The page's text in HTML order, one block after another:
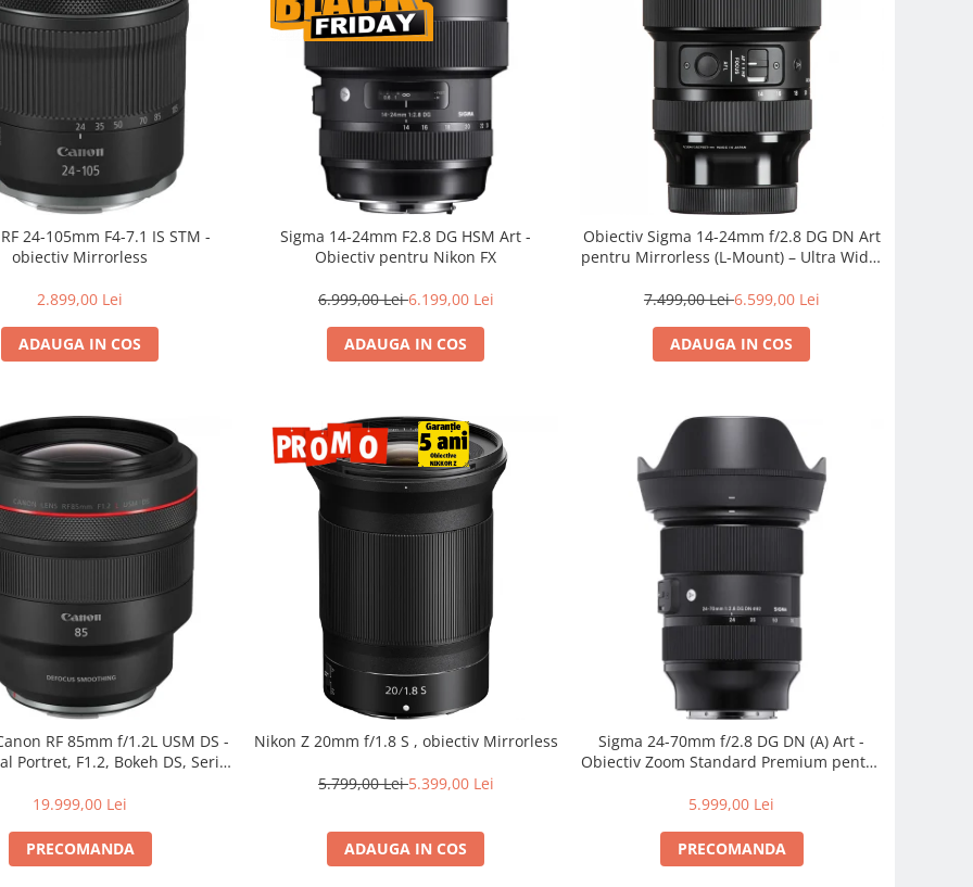
24-105mm F4-7.1 IS STM -
obiectiv Mirrorless
2.899,00 Lei
ADAUGA IN COS
Sigma 14-24mm F2.8 DG HSM Art -
Obiectiv pentru Nikon FX
6.999,00 Lei6.199,00 Lei
ADAUGA IN COS
Obiectiv Sigma 14-24mm f/2.8 DG DN Art
pentru Mirrorless (L-Mount) – Ultra Wide,
7.499,00 Lei6.599,00 Lei
ADAUGA IN COS
RF 85mm f/1.2L USM DS -
Portret, F1.2, Bokeh DS, Seria
19.999,00 Lei
PRECOMANDA
Nikon Z 20mm f/1.8 S , obiectiv Mirrorless
5.799,00 Lei5.399,00 Lei
ADAUGA IN COS
Sigma 24-70mm f/2.8 DG DN (A) Art -
Obiectiv Zoom Standard Premium pentru
5.999,00 Lei
PRECOMANDA